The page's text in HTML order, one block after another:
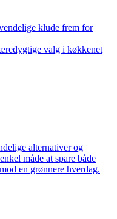
klude frem for
valg i køkkenet
alternativer og
måde at spare både
en grønnere hverdag.